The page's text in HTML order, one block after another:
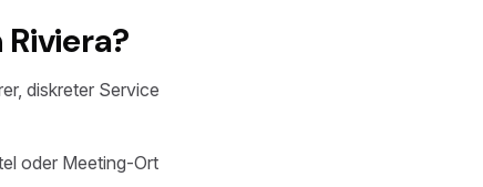
diskreter Service
oder Meeting-Ort